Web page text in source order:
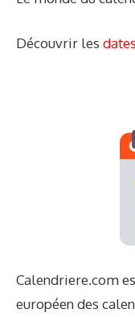
Découvrir les
Calendriere.com
européen des